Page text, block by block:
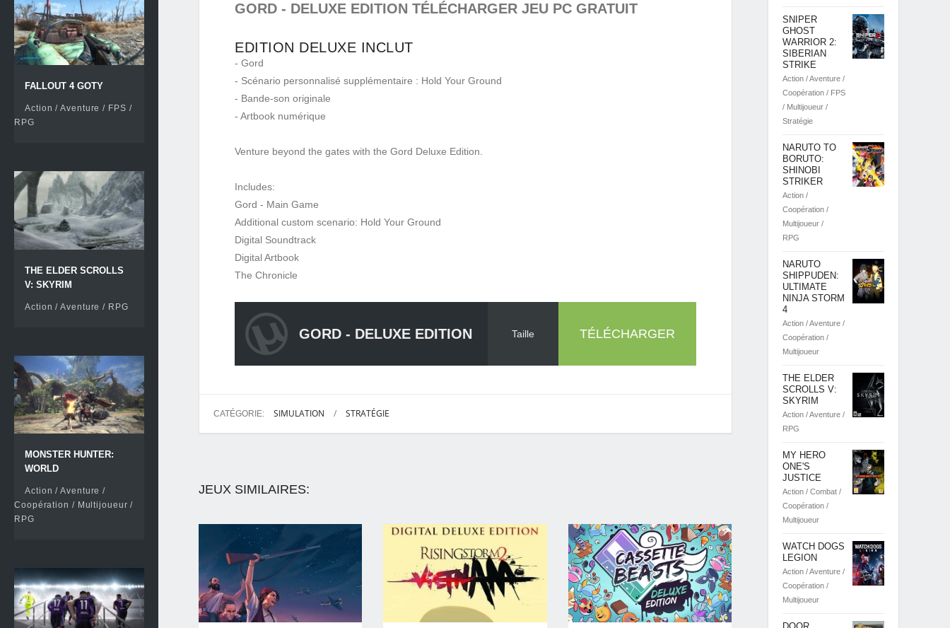
FALLOUT 4 GOTY
Action / Aventure / FPS /
RPG
THE ELDER SCROLLS
V: SKYRIM
Action / Aventure / RPG
MONSTER HUNTER:
WORLD
Action / Aventure /
Coopération / Multijoueur /
RPG
GORD - DELUXE EDITION TÉLÉCHARGER JEU PC GRATUIT
EDITION DELUXE INCLUT
- Gord
- Scénario personnalisé supplémentaire : Hold Your Ground
- Bande-son originale
- Artbook numérique
Venture beyond the gates with the Gord Deluxe Edition.
Includes:
Gord - Main Game
Additional custom scenario: Hold Your Ground
Digital Soundtrack
Digital Artbook
The Chronicle
GORD - DELUXE EDITION Taille TÉLÉCHARGER
CATÉGORIE: SIMULATION / STRATÉGIE
JEUX SIMILAIRES:
SNIPER
GHOST
WARRIOR 2:
SIBERIAN
STRIKE
Action / Aventure /
Coopération / FPS
/ Multijoueur /
Stratégie
NARUTO TO
BORUTO:
SHINOBI
STRIKER
Action /
Coopération /
Multijoueur /
RPG
NARUTO
SHIPPUDEN:
ULTIMATE
NINJA STORM
4
Action / Aventure /
Coopération /
Multijoueur
THE ELDER
SCROLLS V:
SKYRIM
Action / Aventure /
RPG
MY HERO
ONE'S
JUSTICE
Action / Combat /
Coopération /
Multijoueur
WATCH DOGS
LEGION
Action / Aventure /
Coopération /
Multijoueur